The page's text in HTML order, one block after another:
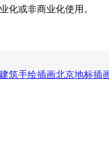
化或非商业化使用。
筑手绘插画北京地标插